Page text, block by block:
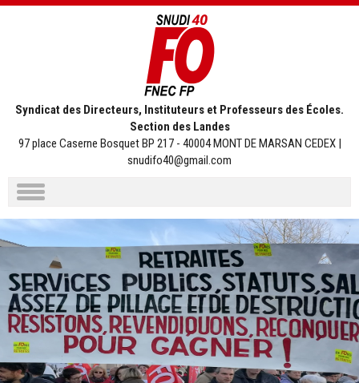
Syndicat des Directeurs, Instituteurs et Professeurs des Écoles.
Section des Landes
97 place Caserne Bosquet BP 217 - 40004 MONT DE MARSAN CEDEX |
snudifo40@gmail.com
Aller
au
contenu